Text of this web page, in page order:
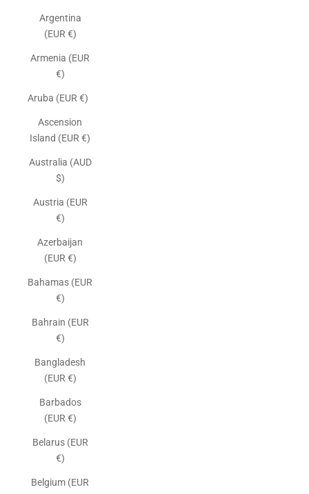
Argentina
(EUR €)
Armenia (EUR
€)
Aruba (EUR €)
Ascension
Island (EUR €)
Australia (AUD
$)
Austria (EUR
€)
Azerbaijan
(EUR €)
Bahamas (EUR
€)
Bahrain (EUR
€)
Bangladesh
(EUR €)
Barbados
(EUR €)
Belarus (EUR
€)
Belgium (EUR